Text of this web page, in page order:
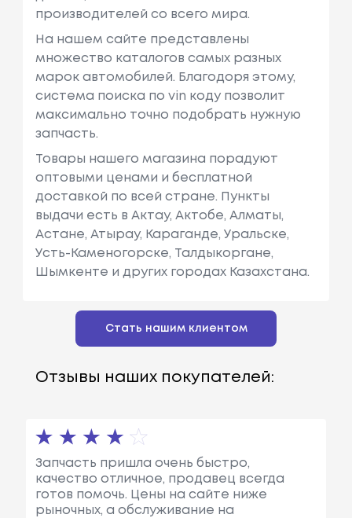
производителей со всего мира.
На нашем сайте представлены
множество каталогов самых разных
марок автомобилей. Благодоря этому,
система поиска по vin коду позволит
максимально точно подобрать нужную
запчасть.
Товары нашего магазина порадуют
оптовыми ценами и бесплатной
доставкой по всей стране. Пункты
выдачи есть в Актау, Актобе, Алматы,
Астане, Атырау, Караганде, Уральске,
Усть-Каменогорске, Талдыкоргане,
Шымкенте и других городах Казахстана.
Стать нашим клиентом
Отзывы наших покупателей:
Запчасть пришла очень быстро,
качество отличное, продавец всегда
готов помочь. Цены на сайте ниже
рыночных, а обслуживание на